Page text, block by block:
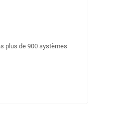
plus de 900 systèmes